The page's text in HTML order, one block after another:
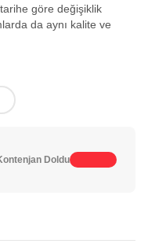
göre değişiklik
da aynı kalite ve
Doldu